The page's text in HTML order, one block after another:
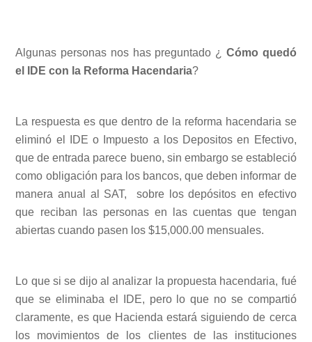
Algunas personas nos has preguntado ¿ Cómo quedó
el IDE con la Reforma Hacendaria?
La respuesta es que dentro de la reforma hacendaria se
eliminó el IDE o Impuesto a los Depositos en Efectivo,
que de entrada parece bueno, sin embargo se estableció
como obligación para los bancos, que deben informar de
manera anual al SAT, sobre los depósitos en efectivo
que reciban las personas en las cuentas que tengan
abiertas cuando pasen los $15,000.00 mensuales.
Lo que si se dijo al analizar la propuesta hacendaria, fué
que se eliminaba el IDE, pero lo que no se compartió
claramente, es que Hacienda estará siguiendo de cerca
los movimientos de los clientes de las instituciones